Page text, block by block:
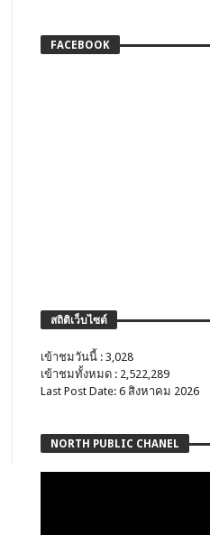
FACEBOOK
สถิติเว็บไซต์
เข้าชมวันนี้ : 3,028
เข้าชมทั้งหมด : 2,522,289
Last Post Date: 6 สิงหาคม 2026
NORTH PUBLIC CHANEL